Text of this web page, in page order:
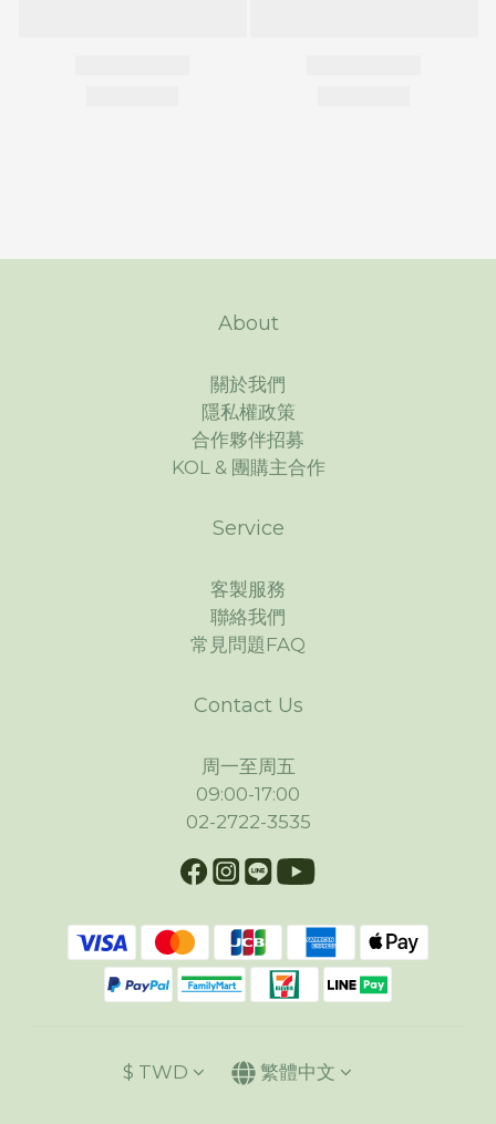
About
關於我們
隱私權政策
合作夥伴招募
KOL & 團購主合作
Service
客製服務
聯絡我們
常見問題FAQ
Contact Us
周一至周五
09:00-17:00
02-2722-3535
$ TWD 繁體中文